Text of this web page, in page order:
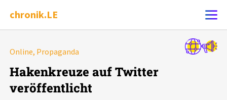
chronik.LE
Chronik
Online, Propaganda
Hakenkreuze auf Twitter
veröffentlicht
Alle Ereignisse
Ereignisse
Ereignisse